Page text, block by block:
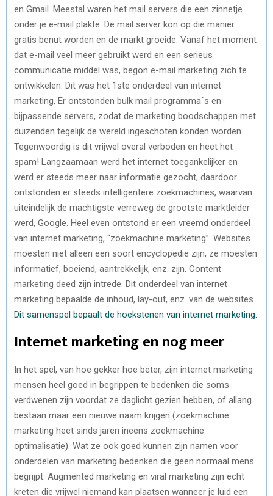
en Gmail. Meestal waren het mail servers die een zinnetje
onder je e-mail plakte. De mail server kon op die manier
gratis benut worden en de markt groeide. Vanaf het moment
dat e-mail veel meer gebruikt werd en een serieus
communicatie middel was, begon e-mail marketing zich te
ontwikkelen. Dit was het 1ste onderdeel van internet
marketing. Er ontstonden bulk mail programma´s en
bijpassende servers, zodat de marketing boodschappen met
duizenden tegelijk de wereld ingeschoten konden worden.
Tegenwoordig is dit vrijwel overal verboden en heet het
spam! Langzaamaan werd het internet toegankelijker en
werd er steeds meer naar informatie gezocht, daardoor
ontstonden er steeds intelligentere zoekmachines, waarvan
uiteindelijk de machtigste verreweg de grootste marktleider
werd, Google. Heel even ontstond er een vreemd onderdeel
van internet marketing, “zoekmachine marketing”. Websites
moesten niet alleen een soort encyclopedie zijn, ze moesten
informatief, boeiend, aantrekkelijk, enz. zijn. Content
marketing deed zijn intrede. Dit onderdeel van internet
marketing bepaalde de inhoud, lay-out, enz. van de websites.
Dit samenspel bepaalt de hoekstenen van internet marketing.
Internet marketing en nog meer
In het spel, van hoe gekker hoe beter, zijn internet marketing
mensen heel goed in begrippen te bedenken die soms
verdwenen zijn voordat ze daglicht gezien hebben, of allang
bestaan maar een nieuwe naam krijgen (zoekmachine
marketing heet sinds jaren ineens zoekmachine
optimalisatie). Wat ze ook goed kunnen zijn namen voor
onderdelen van marketing bedenken die geen normaal mens
begrijpt. Augmented marketing en viral marketing zijn echt
kreten die vrijwel niemand kan plaatsen wanneer je luid een